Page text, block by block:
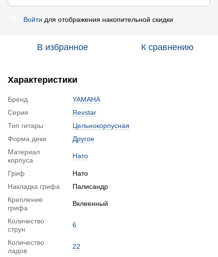
Войти для отображения накопительной скидки
В избранное К сравнению
Характеристики
Бренд
YAMAHA
Серия
Revstar
Тип гитары
Цельнокорпусная
Форма деки
Другое
Материал
корпуса
Нато
Гриф
Нато
Накладка грифа
Палисандр
Крепление
грифа
Вклеенный
Количество
струн
6
Количество
ладов
22